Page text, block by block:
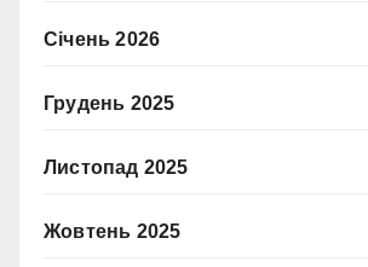
Січень 2026
Грудень 2025
Листопад 2025
Жовтень 2025